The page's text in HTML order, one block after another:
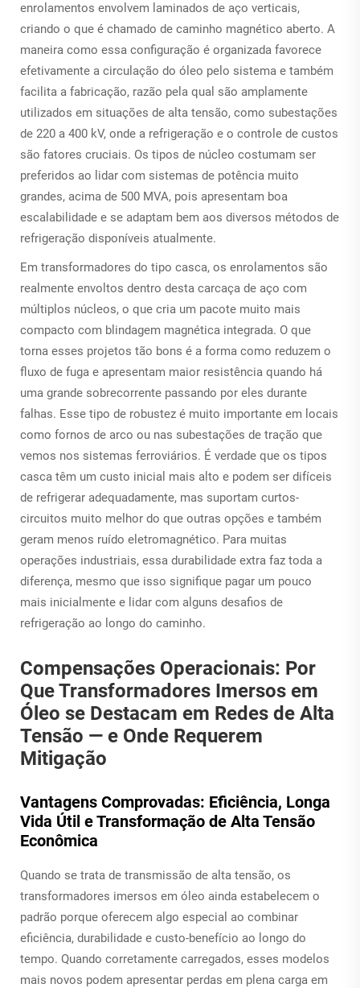
enrolamentos envolvem laminados de aço verticais,
criando o que é chamado de caminho magnético aberto. A
maneira como essa configuração é organizada favorece
efetivamente a circulação do óleo pelo sistema e também
facilita a fabricação, razão pela qual são amplamente
utilizados em situações de alta tensão, como subestações
de 220 a 400 kV, onde a refrigeração e o controle de custos
são fatores cruciais. Os tipos de núcleo costumam ser
preferidos ao lidar com sistemas de potência muito
grandes, acima de 500 MVA, pois apresentam boa
escalabilidade e se adaptam bem aos diversos métodos de
refrigeração disponíveis atualmente.
Em transformadores do tipo casca, os enrolamentos são
realmente envoltos dentro desta carcaça de aço com
múltiplos núcleos, o que cria um pacote muito mais
compacto com blindagem magnética integrada. O que
torna esses projetos tão bons é a forma como reduzem o
fluxo de fuga e apresentam maior resistência quando há
uma grande sobrecorrente passando por eles durante
falhas. Esse tipo de robustez é muito importante em locais
como fornos de arco ou nas subestações de tração que
vemos nos sistemas ferroviários. É verdade que os tipos
casca têm um custo inicial mais alto e podem ser difíceis
de refrigerar adequadamente, mas suportam curtos-
circuitos muito melhor do que outras opções e também
geram menos ruído eletromagnético. Para muitas
operações industriais, essa durabilidade extra faz toda a
diferença, mesmo que isso signifique pagar um pouco
mais inicialmente e lidar com alguns desafios de
refrigeração ao longo do caminho.
Compensações Operacionais: Por
Que Transformadores Imersos em
Óleo se Destacam em Redes de Alta
Tensão — e Onde Requerem
Mitigação
Vantagens Comprovadas: Eficiência, Longa
Vida Útil e Transformação de Alta Tensão
Econômica
Quando se trata de transmissão de alta tensão, os
transformadores imersos em óleo ainda estabelecem o
padrão porque oferecem algo especial ao combinar
eficiência, durabilidade e custo-benefício ao longo do
tempo. Quando corretamente carregados, esses modelos
mais novos podem apresentar perdas em plena carga em